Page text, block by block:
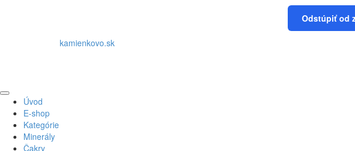
Odstúpiť od
kamienkovo.sk
Na
začiatok
Úvod
E-shop
Kategórie
Minerály
Čakry